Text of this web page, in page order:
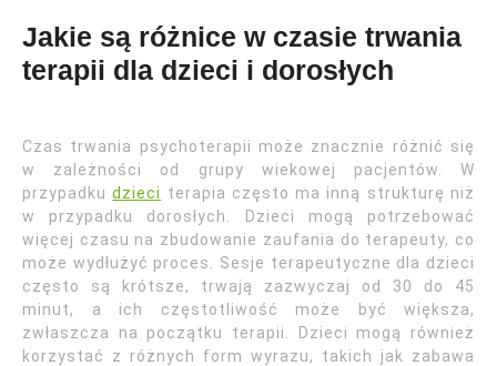
Jakie są różnice w czasie trwania
terapii dla dzieci i dorosłych
Czas trwania psychoterapii może znacznie różnić się
w zależności od grupy wiekowej pacjentów. W
przypadkudzieci terapia często ma inną strukturę niż
w przypadku dorosłych. Dzieci mogą potrzebować
więcej czasu na zbudowanie zaufania do terapeuty, co
może wydłużyć proces. Sesje terapeutyczne dla dzieci
często są krótsze, trwają zazwyczaj od 30 do 45
minut, a ich częstotliwość może być większa,
zwłaszcza na początku terapii. Dzieci mogą również
korzystać z różnych form wyrazu, takich jak zabawa